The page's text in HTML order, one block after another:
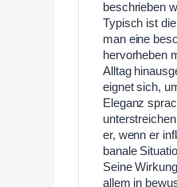
beschrieben
Typisch ist
man eine
hervorheben
Alltag
eignet sich,
Eleganz
er, wenn er
banale
Seine
allem in